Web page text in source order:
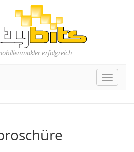
erfolgreich
Toggle